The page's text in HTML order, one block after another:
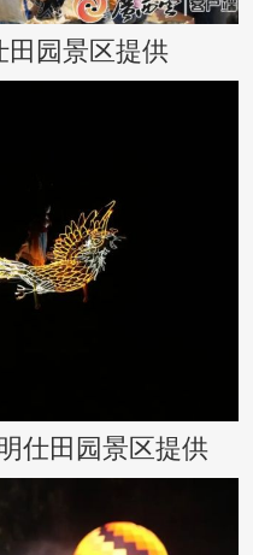
园景区提供
仕田园景区提供